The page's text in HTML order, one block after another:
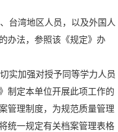
台湾地区人员，以及外国人
办法，参照该《规定》办
实加强对授予同等学力人员
制定本单位开展此项工作的
管理制度，为规范质量管理
统一规定有关档案管理表格